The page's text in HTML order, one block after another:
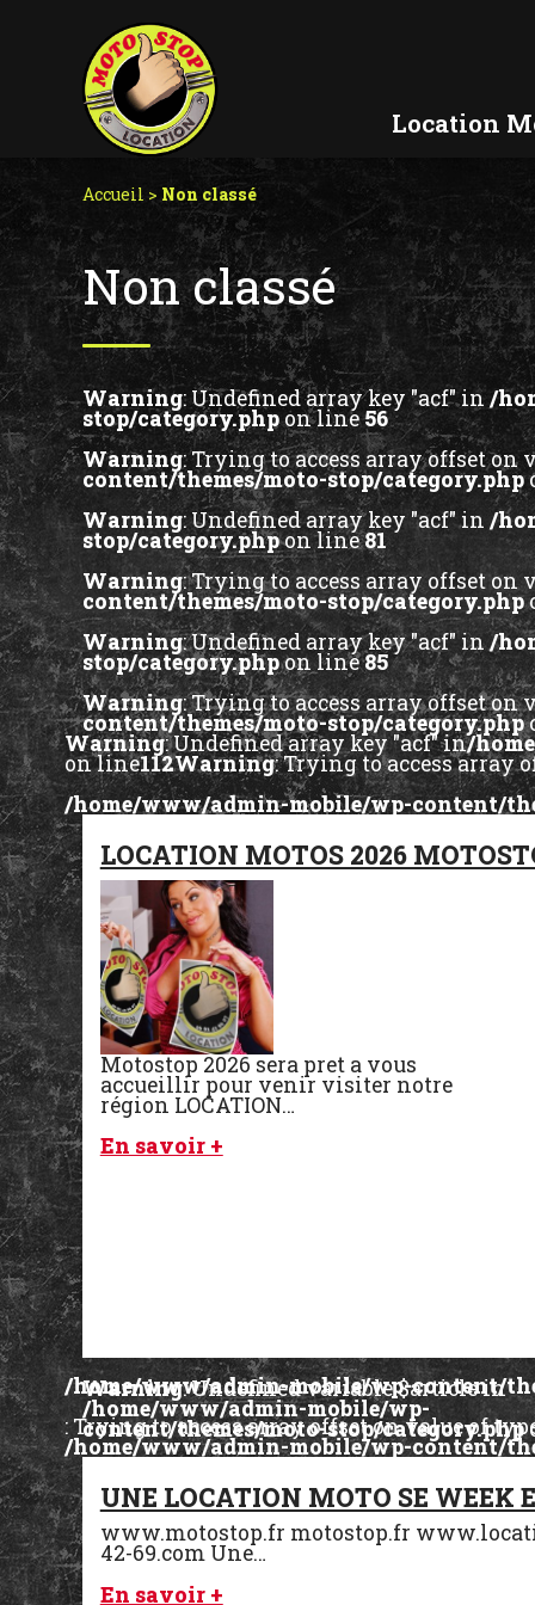
contenu
Location
Accueil > Non classé
Non classé
Warning: Undefined array key "acf" in/
stop/category.phpon line56
Warning: Trying to access array offset
content/themes/moto-stop/category.php
Warning: Undefined array key "acf" in /
stop/category.phpon line81
Warning: Trying to access array offset
content/themes/moto-stop/category.php
Warning: Undefined array key "acf" in/
stop/category.phpon line85
Warning: Trying to access array offset
content/themes/moto-stop/category.php
Warning: Undefined array key "acf" in/
on line112Warning: Trying to access array
/home/www/admin-mobile/wp-content/
LOCATION MOTOS 2026
Motostop 2026 sera pret a vous
accueillir pour venir visiter notre
région LOCATION…
En savoir +
Warning: Undefined variable $article in
/home/www/admin-mobile/wp-
content/themes/moto-stop/category.php
Warning
/home/www/admin-mobile/wp-
content/themes/moto-stop/category.php
/home/www/admin-mobile/wp-content/
: Trying to access array offset on value of
/home/www/admin-mobile/wp-content/
UNE LOCATION MOTO SE WEEK
www.motostop.fr motostop.fr
42-69.com Une…
En savoir +